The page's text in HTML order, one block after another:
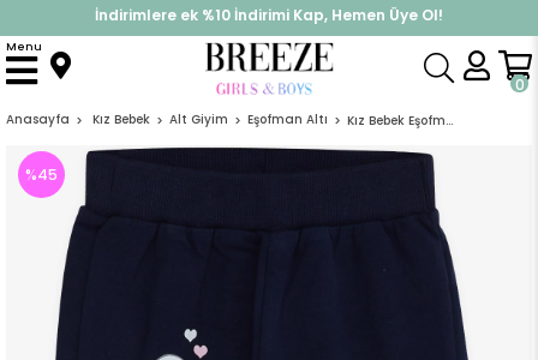
%30 Sepette Yaz İndirimi, Hemen Al!
İndirimlere ek %10 İndirimi Kap, Hemen Üye Ol!
0
Menu
Anasayfa Kız Bebek Alt Giyim Eşofman Altı Kız Bebek Eşofman Altı Baskılı Lacivert (9 Ay)
%45